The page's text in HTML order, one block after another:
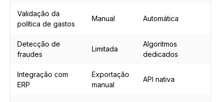
Validação da
política de gastos
Manual Automática
Detecção de
fraudes
Limitada
Algoritmos
dedicados
Integração com
ERP
Exportação
manual
API nativa